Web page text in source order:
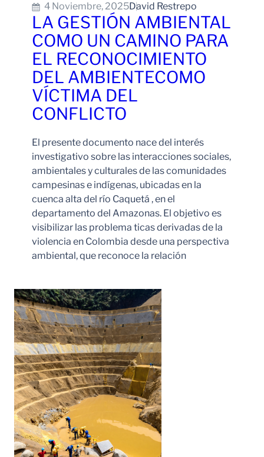
4 Noviembre, 2025David Restrepo
LA GESTIÓN AMBIENTAL
COMO UN CAMINO PARA
EL RECONOCIMIENTO
DEL AMBIENTECOMO
VÍCTIMA DEL
CONFLICTO
El presente documento nace del interés
investigativo sobre las interacciones sociales,
ambientales y culturales de las comunidades
campesinas e indígenas, ubicadas en la
cuenca alta del río Caquetá , en el
departamento del Amazonas. El objetivo es
visibilizar las problema ticas derivadas de la
violencia en Colombia desde una perspectiva
ambiental, que reconoce la relación